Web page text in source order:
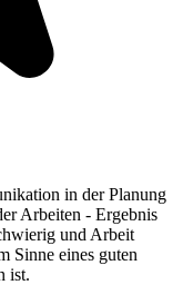
in der Planung
Arbeiten - Ergebnis
und Arbeit
Sinne eines guten
ist.